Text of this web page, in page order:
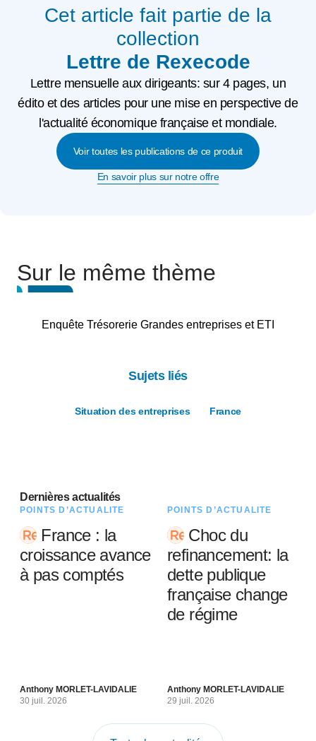
Cet article fait partie de la
collection
Lettre de Rexecode
Lettre mensuelle aux dirigeants: sur 4 pages, un
édito et des articles pour une mise en perspective de
l'actualité économique française et mondiale.
Voir toutes les publications de ce produit
En savoir plus sur notre offre
Sur le même thème
Enquête Trésorerie Grandes entreprises et ETI
Sujets liés
Situation des entreprises France
Dernières actualités
POINTS D’ACTUALITÉ
France : la
croissance avance
à pas comptés
Anthony MORLET-LAVIDALIE
30 juil. 2026
POINTS D’ACTUALITÉ
Choc du
refinancement: la
dette publique
française change
de régime
Anthony MORLET-LAVIDALIE
29 juil. 2026